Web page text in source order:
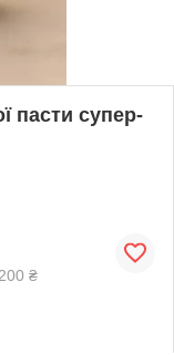
пасти супер-
₴